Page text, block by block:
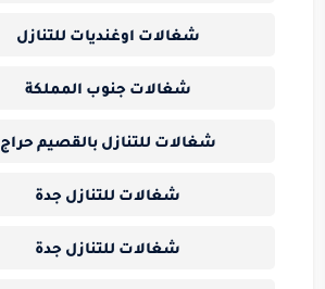
شغالات اوغنديات للتنازل
شغالات جنوب المملكة
شغالات للتنازل بالقصيم حراج
شغالات للتنازل جدة
شغالات للتنازل جدة